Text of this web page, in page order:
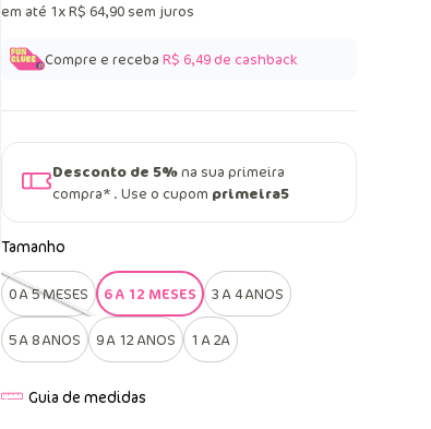
em até 1xR$ 64,90 sem juros
Compre e receba R$ 6,49de cashback
Desconto de 5%na sua primeira
compra* . Use o cupom primeira5
Tamanho
0 A 5 MESES 6 A 12 MESES 3 A 4 ANOS
5 A 8 ANOS 9 A 12 ANOS 1 A 2A